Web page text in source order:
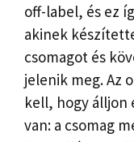
off-label, és ez
akinek
csomagot és
jelenik meg. Az
kell, hogy álljon
van: a csomag